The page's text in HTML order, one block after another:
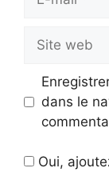
mail
web
dans le
Oui,